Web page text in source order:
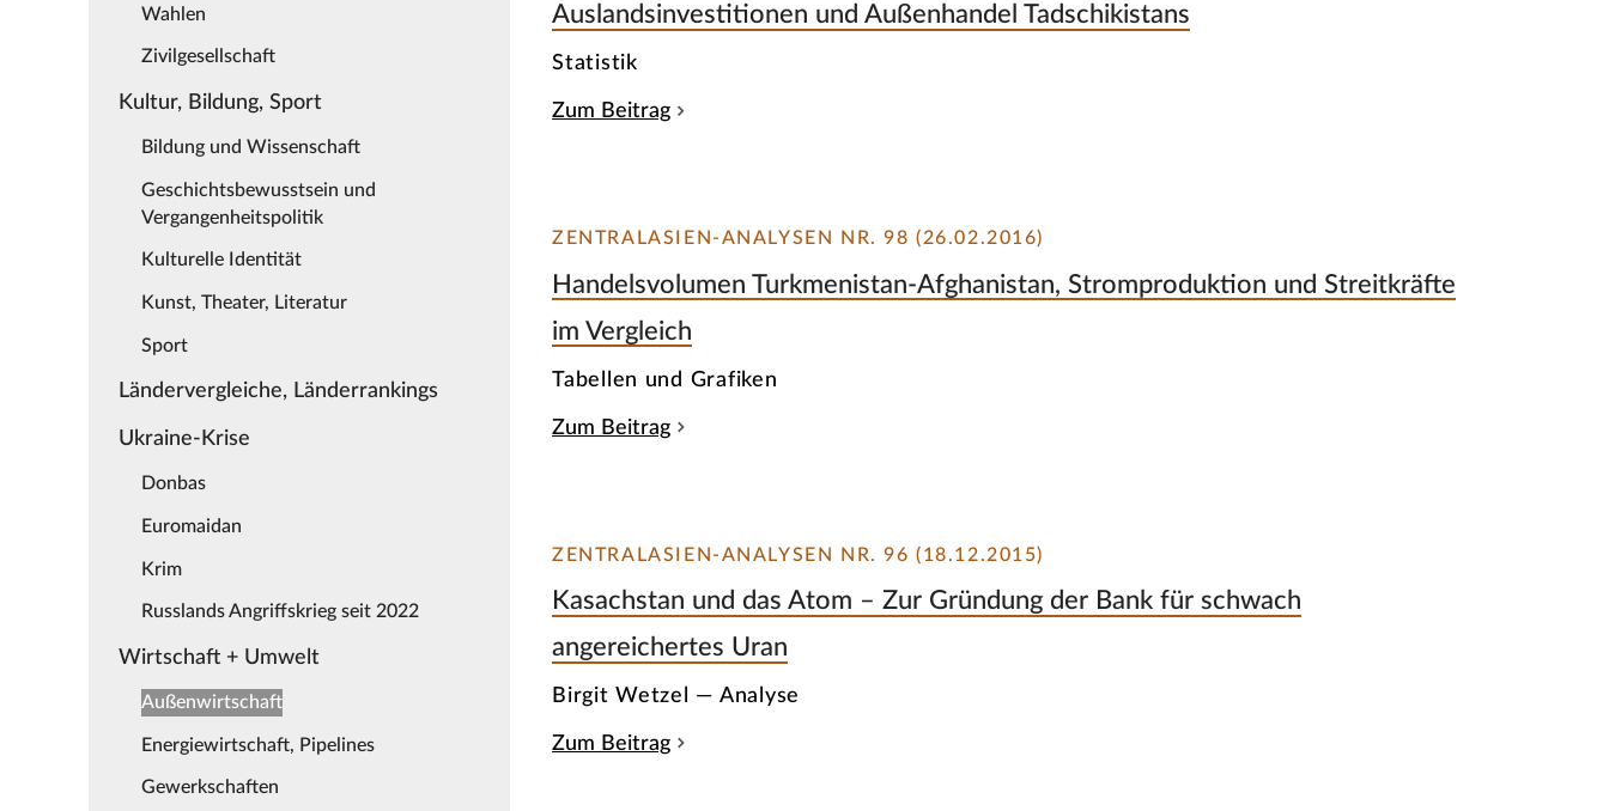
Wahlen
Zivilgesellschaft
Kultur, Bildung, Sport
Bildung und Wissenschaft
Geschichtsbewusstsein und
Vergangenheitspolitik
Kulturelle Identität
Kunst, Theater, Literatur
Sport
Ländervergleiche, Länderrankings
Ukraine-Krise
Donbas
Euromaidan
Krim
Russlands Angriffskrieg seit 2022
Wirtschaft + Umwelt
Außenwirtschaft
Energiewirtschaft, Pipelines
Gewerkschaften
Auslandsinvestitionen und Außenhandel Tadschikistans
Statistik
Zum Beitrag
ZENTRALASIEN-ANALYSEN NR. 98 (26.02.2016)
Handelsvolumen Turkmenistan-Afghanistan, Stromproduktion und Streitkräfte
im Vergleich
Tabellen und Grafiken
Zum Beitrag
ZENTRALASIEN-ANALYSEN NR. 96 (18.12.2015)
Kasachstan und das Atom – Zur Gründung der Bank für schwach
angereichertes Uran
Birgit Wetzel — Analyse
Zum Beitrag